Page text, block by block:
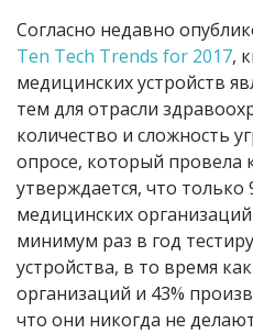
Согласно недавно
Ten Tech Trends for 2017,
медицинских устройств
тем для отрасли
количество и сложность
опросе, который провела
утверждается, что только
медицинских
минимум раз в год
устройства, в то время
организаций и 43%
что они никогда не